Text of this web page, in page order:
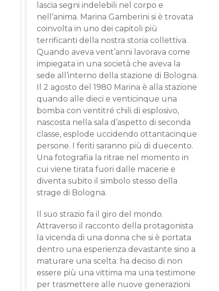
lascia segni indelebili nel corpo e
nell’anima. Marina Gamberini si è trovata
coinvolta in uno dei capitoli più
terrificanti della nostra storia collettiva.
Quando aveva vent’anni lavorava come
impiegata in una società che aveva la
sede all’interno della stazione di Bologna.
Il 2 agosto del 1980 Marina è alla stazione
quando alle dieci e venticinque una
bomba con ventitré chili di esplosivo,
nascosta nella sala d’aspetto di seconda
classe, esplode uccidendo ottantacinque
persone. I feriti saranno più di duecento.
Una fotografia la ritrae nel momento in
cui viene tirata fuori dalle macerie e
diventa subito il simbolo stesso della
strage di Bologna.
Il suo strazio fa il giro del mondo.
Attraverso il racconto della protagonista
la vicenda di una donna che si è portata
dentro una esperienza devastante sino a
maturare una scelta: ha deciso di non
essere più una vittima ma una testimone
per trasmettere alle nuove generazioni